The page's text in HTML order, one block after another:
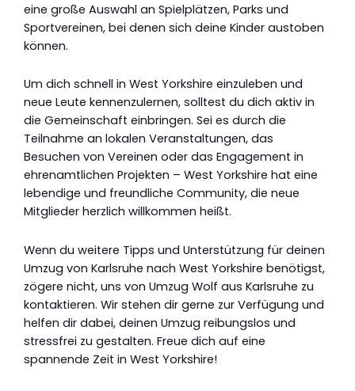
eine große Auswahl an Spielplätzen, Parks und
Sportvereinen, bei denen sich deine Kinder austoben
können.
Um dich schnell in West Yorkshire einzuleben und
neue Leute kennenzulernen, solltest du dich aktiv in
die Gemeinschaft einbringen. Sei es durch die
Teilnahme an lokalen Veranstaltungen, das
Besuchen von Vereinen oder das Engagement in
ehrenamtlichen Projekten – West Yorkshire hat eine
lebendige und freundliche Community, die neue
Mitglieder herzlich willkommen heißt.
Wenn du weitere Tipps und Unterstützung für deinen
Umzug von Karlsruhe nach West Yorkshire benötigst,
zögere nicht, uns von Umzug Wolf aus Karlsruhe zu
kontaktieren. Wir stehen dir gerne zur Verfügung und
helfen dir dabei, deinen Umzug reibungslos und
stressfrei zu gestalten. Freue dich auf eine
spannende Zeit in West Yorkshire!